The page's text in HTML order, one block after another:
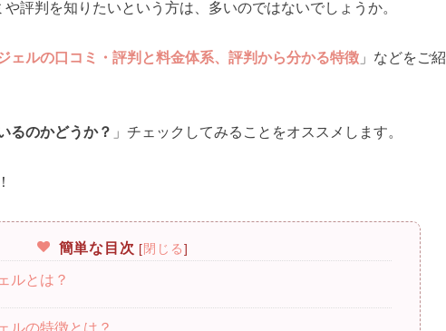
評判を知りたいという方は、多いのではないでしょうか。
ェルの口コミ・評判と料金体系、評判から分かる特徴 」などをご紹
るのかどうか？ 」チェックしてみることをオススメします。
簡単な目次 [閉じる]
ルとは？
ルの特徴とは？